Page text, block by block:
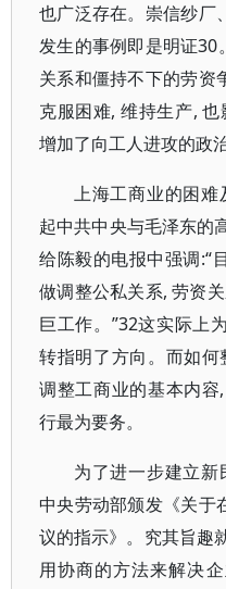
也广泛存在。崇信纱厂
发生的事例即是明证30
关系和僵持不下的劳资
克服困难, 维持生产,
增加了向工人进攻的政治
上海工商业的困难
起中共中央与毛泽东的
给陈毅的电报中强调:“
做调整公私关系, 劳资
巨工作。”32这实际上
转指明了方向。而如
调整工商业的基本内
行最为要务。
为了进一步建立
中央劳动部颁发《关于
议的指示》。究其旨趣
用协商的方法来解决